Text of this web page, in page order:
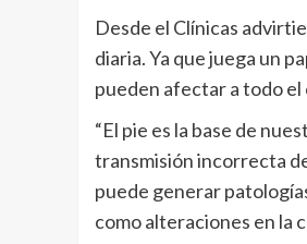
Desde el Clínicas
diaria. Ya que juega un
pueden afectar a todo el
“El pie es la base de
transmisión incorrecta
puede generar
como alteraciones en la